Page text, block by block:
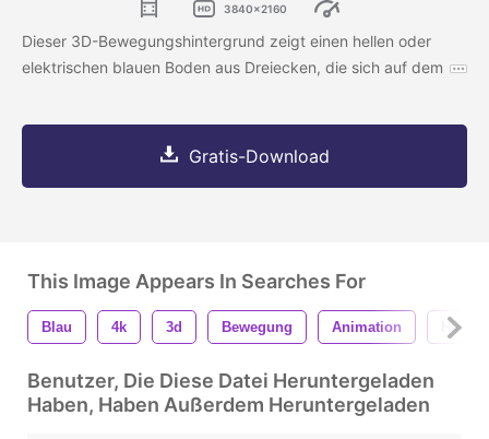
3840x2160
Dieser 3D-Bewegungshintergrund zeigt einen hellen oder
elektrischen blauen Boden aus Dreiecken, die sich auf dem
Gratis-Download
This Image Appears In Searches For
Blau 4k 3d Bewegung Animation
Benutzer, Die Diese Datei Heruntergeladen
Haben, Haben Außerdem Heruntergeladen